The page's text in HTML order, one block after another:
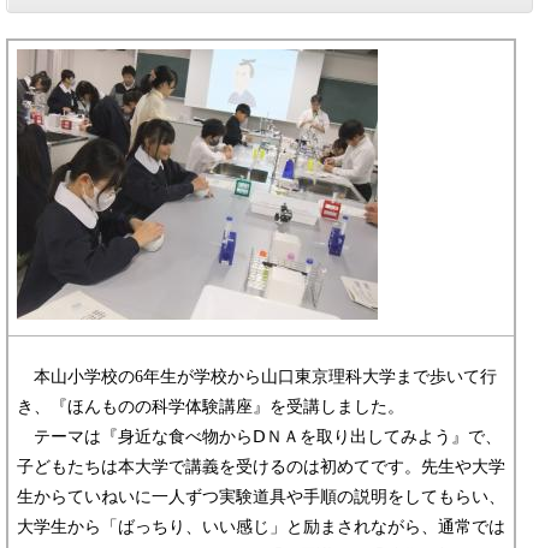
​ 本山小学校の6年生が学校から山口東京理科大学まで歩いて行
き、『ほんものの科学体験講座』を受講しました。
テーマは『身近な食べ物からⅮＮＡを取り出してみよう』で、
子どもたちは本大学で講義を受けるのは初めてです。先生や大学
生からていねいに一人ずつ実験道具や手順の説明をしてもらい、
大学生から「ばっちり、いい感じ」と励まされながら、通常では